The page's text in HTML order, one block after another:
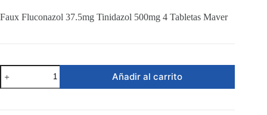
Faux Fluconazol 37.5mg Tinidazol 500mg 4 Tabletas Maver
Faux
Fluconazol
37.5mg
Añadir al carrito